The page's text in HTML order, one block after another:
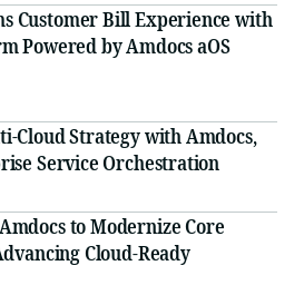
Customer Bill Experience with
Powered by Amdocs aOS
Cloud Strategy with Amdocs,
Service Orchestration
to Modernize Core
Cloud-Ready